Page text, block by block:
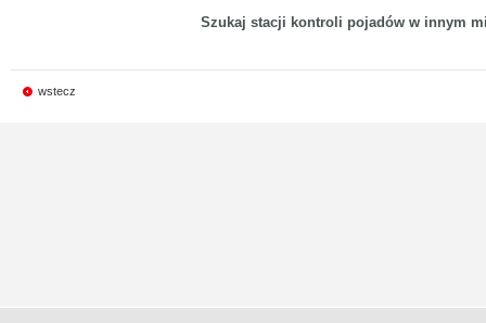
Szukaj stacji kontroli pojadów w innym
wstecz